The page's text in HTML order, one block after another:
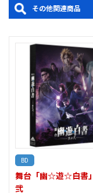
その他関連商品
BD
舞台「幽☆遊☆白書
弐